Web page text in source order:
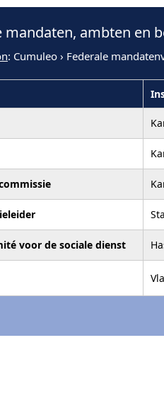
mandaten, ambten en
: Cumuleo › Federale
voor de sociale dienst